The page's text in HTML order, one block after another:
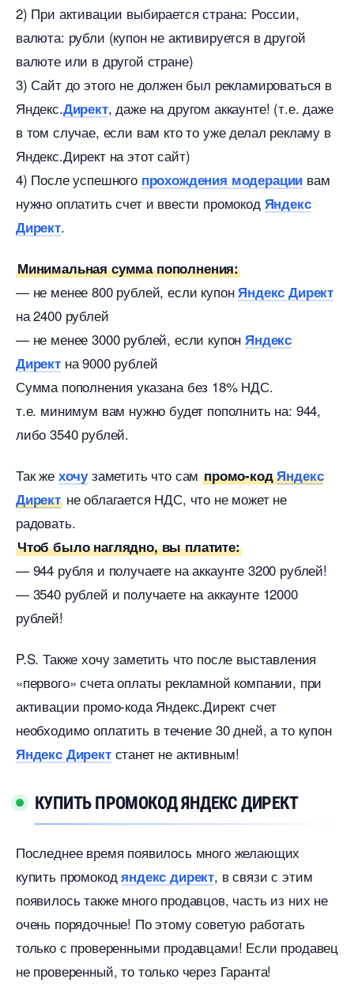
2) При активации выбирается страна: России,
алюта: рубли (купон не активируется в другой
алюте или в другой стране)
3) Сайт до этого не должен был рекламироваться
Яндекс.Директ, даже на другом аккаунте! (т.е. даже
том случае, если вам кто то уже делал рекламу
Яндекс.Директ на этот сайт)
4) После успешного прохождения модерации ам
нужно оплатить счет и ввести промокод Яндекс
Директ.
Минимальная сумма пополнения:
— не менее 800 рублей, если купонЯндекс Директ
на 2400 рублей
— не менее 3000 рублей, если купонЯндекс
Директна 9000 рублей
Сумма пополнения указана без 18% НДС.
т.е. минимум вам нужно будет пополнить на: 944,
либо 3540 рублей.
Так же хочузаметить что сампромо-кодЯндекс
Директне облагается НДС, что не может не
радовать.
Чтоб было наглядно, вы платите:
— 944 рубля и получаете на аккаунте 3200 рублей!
— 3540 рублей и получаете на аккаунте 12000
рублей!
P.S. Также хочу заметить что после выставления
«первого» счета оплаты рекламной компании, при
активации промо-кода Яндекс.Директ счет
необходимо оплатить в течение 30 дней, а то купон
Яндекс Директстанет не активным!
КУПИТЬ ПРОМОКОД ЯНДЕКС ДИРЕКТ
Последнее время появилось много желающих
купить промокодяндекс директ, в связи с этим
появилось также много продавцов, часть из них не
очень порядочные! По этому советую работать
только с проверенными продавцами! Если продавец
не проверенный, то только через Гаранта!